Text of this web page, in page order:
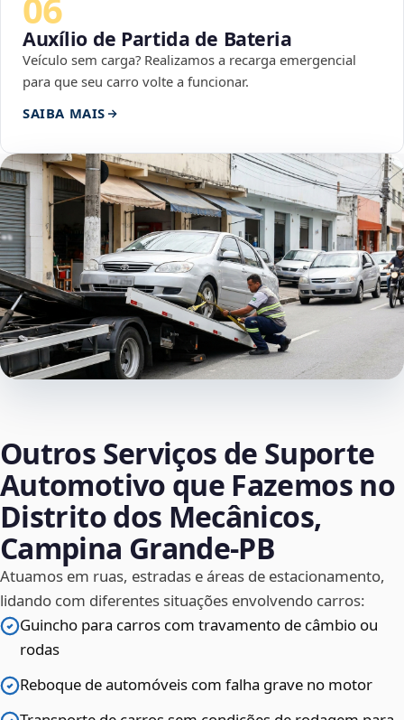
Auxílio de Partida de Bateria
Veículo sem carga? Realizamos a recarga emergencial
para que seu carro volte a funcionar.
SAIBA MAIS
Outros Serviços de Suporte
Automotivo que Fazemos no
Distrito dos Mecânicos,
Campina Grande‑PB
Atuamos em ruas, estradas e áreas de estacionamento,
lidando com diferentes situações envolvendo carros:
Guincho para carros com travamento de câmbio ou
rodas
Reboque de automóveis com falha grave no motor